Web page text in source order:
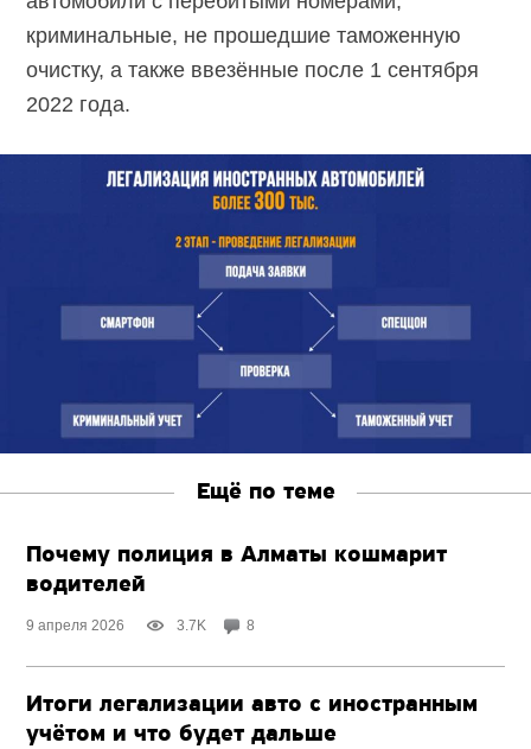
криминальные, не прошедшие таможенную
очистку, а также ввезённые после 1 сентября
2022 года.
Ещё по теме
Почему полиция в Алматы кошмарит
водителей
9 апреля 2026 3.7K 8
Итоги легализации авто с иностранным
учётом и что будет дальше